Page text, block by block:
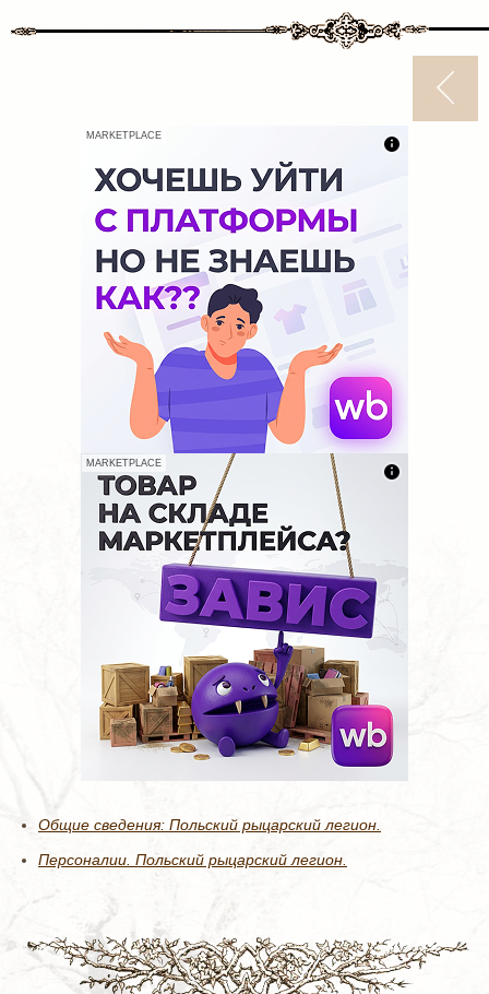
MARKETPLACE
MARKETPLACE
Общие сведения: Польский рыцарский легион.
Персоналии. Польский рыцарский легион.